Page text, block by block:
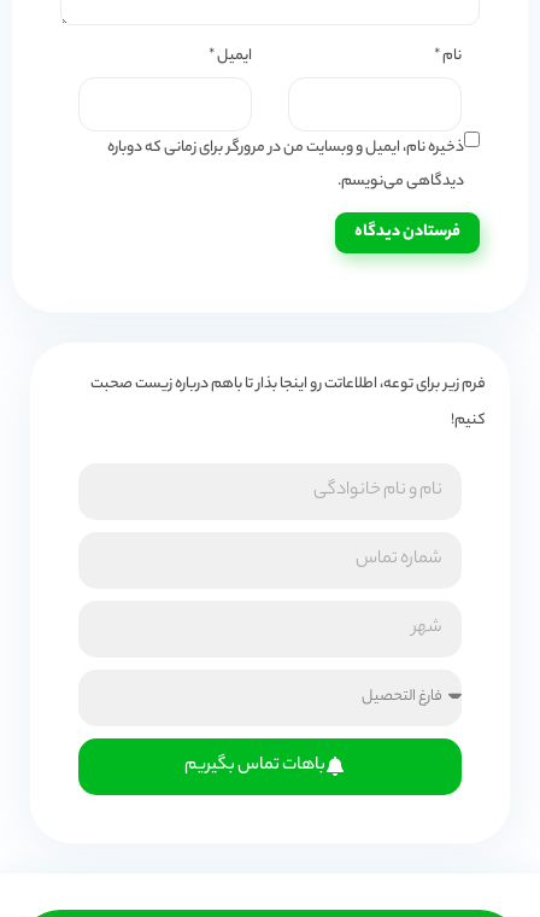
نام* ایمیل*
ذخیره نام، ایمیل و وبسایت من در مرورگر برای زمانی که دوباره
دیدگاهی می‌نویسم.
فرم زیر برای توعه، اطلاعاتت رو اینجا بذار تا باهم درباره زیست صحبت
کنیم!
باهات تماس بگیریم